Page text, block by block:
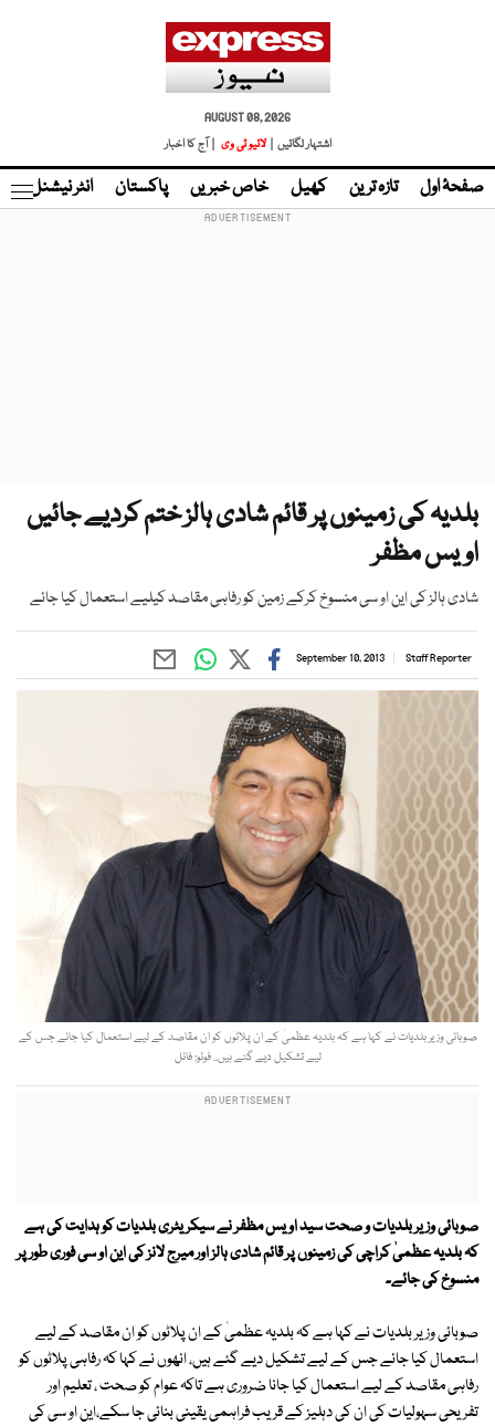
AUGUST 08, 2026
اشتہار لگائیں |
لائیو ٹی وی | آج کا اخبار
صفحۂ اول تازہ ترین کھیل خاص خبریں پاکستان انٹر نیشنل
بلدیہ کی زمینوں پر قائم شادی ہالز ختم کردیے جائیں
اویس مظفر
شادی ہالز کی این او سی منسوخ کرکے زمین کو رفاہی مقاصد کیلیے استعمال کیا جائے
Staff Reporter
September 10, 2013
صوبائی وزیر بلدیات نے کہا ہے کہ بلدیہ عظمیٰ کے ان پلاٹوں کو ان مقاصد کے لیے استعمال کیا جائے جس کے
لیے تشکیل دیے گئے ہیں.. فوٹو: فائل
صوبائی وزیر بلدیات و صحت سید اویس مظفر نے سیکریٹری بلدیات کو ہدایت کی ہے
کہ بلدیہ عظمیٰ کراچی کی زمینوں پر قائم شادی ہالز اور میرج لانز کی این او سی فوری طور پر
منسوخ کی جائے۔
صوبائی وزیر بلدیات نے کہا ہے کہ بلدیہ عظمیٰ کے ان پلاٹوں کو ان مقاصد کے لیے
استعمال کیا جائے جس کے لیے تشکیل دیے گئے ہیں، انھوں نے کہا کہ رفاہی پلاٹوں کو
رفاہی مقاصد کے لیے استعمال کیا جانا ضروری ہے تاکہ عوام کو صحت ، تعلیم اور
تفریحی سہولیات کی ان کی دہلیز کے قریب فراہمی یقینی بنائی جا سکے،این او سی کی